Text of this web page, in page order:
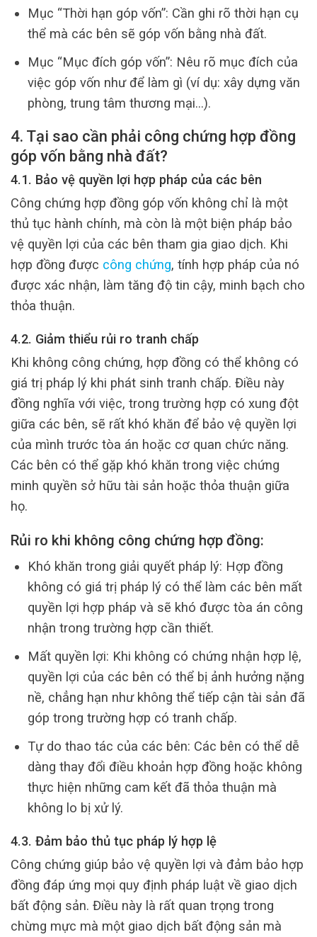
Mục “Thời hạn góp vốn”: Cần ghi rõ thời hạn cụ
thể mà các bên sẽ góp vốn bằng nhà đất.
Mục “Mục đích góp vốn”: Nêu rõ mục đích của
việc góp vốn như để làm gì (ví dụ: xây dựng văn
phòng, trung tâm thương mại…).
4. Tại sao cần phải công chứng hợp đồng
góp vốn bằng nhà đất?
4.1. Bảo vệ quyền lợi hợp pháp của các bên
Công chứng hợp đồng góp vốn không chỉ là một
thủ tục hành chính, mà còn là một biện pháp bảo
vệ quyền lợi của các bên tham gia giao dịch. Khi
hợp đồng được công chứng, tính hợp pháp của nó
được xác nhận, làm tăng độ tin cậy, minh bạch cho
thỏa thuận.
4.2. Giảm thiểu rủi ro tranh chấp
Khi không công chứng, hợp đồng có thể không có
giá trị pháp lý khi phát sinh tranh chấp. Điều này
đồng nghĩa với việc, trong trường hợp có xung đột
giữa các bên, sẽ rất khó khăn để bảo vệ quyền lợi
của mình trước tòa án hoặc cơ quan chức năng.
Các bên có thể gặp khó khăn trong việc chứng
minh quyền sở hữu tài sản hoặc thỏa thuận giữa
họ.
Rủi ro khi không công chứng hợp đồng:
Khó khăn trong giải quyết pháp lý: Hợp đồng
không có giá trị pháp lý có thể làm các bên mất
quyền lợi hợp pháp và sẽ khó được tòa án công
nhận trong trường hợp cần thiết.
Mất quyền lợi: Khi không có chứng nhận hợp lệ,
quyền lợi của các bên có thể bị ảnh hưởng nặng
nề, chẳng hạn như không thể tiếp cận tài sản đã
góp trong trường hợp có tranh chấp.
Tự do thao tác của các bên: Các bên có thể dễ
dàng thay đổi điều khoản hợp đồng hoặc không
thực hiện những cam kết đã thỏa thuận mà
không lo bị xử lý.
4.3. Đảm bảo thủ tục pháp lý hợp lệ
Công chứng giúp bảo vệ quyền lợi và đảm bảo hợp
đồng đáp ứng mọi quy định pháp luật về giao dịch
bất động sản. Điều này là rất quan trọng trong
chừng mực mà một giao dịch bất động sản mà